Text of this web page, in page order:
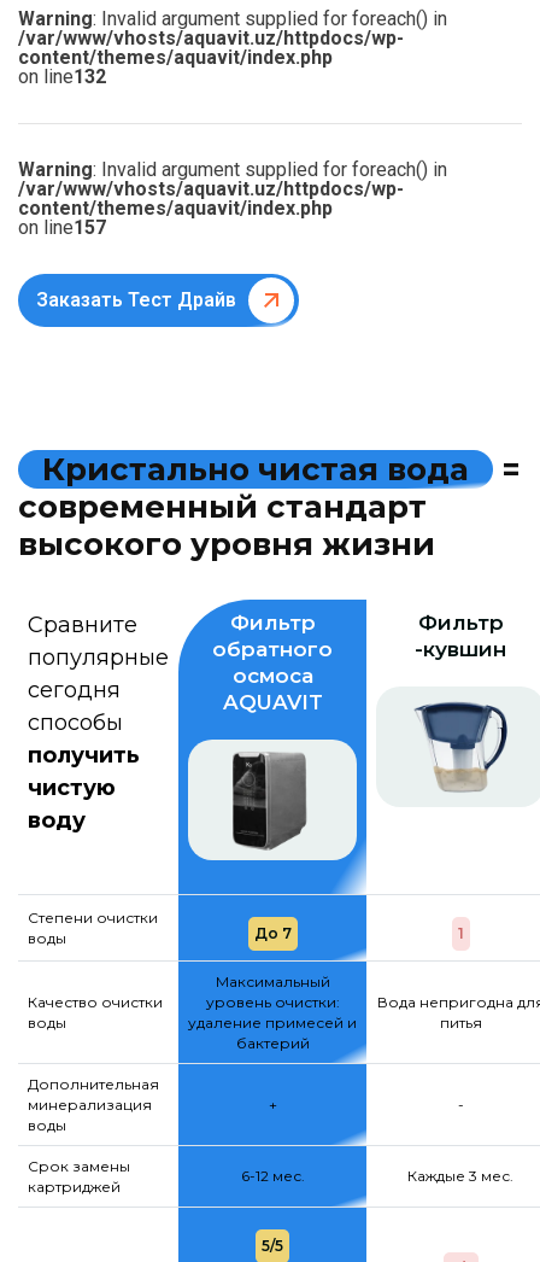
Warning: Invalid argument supplied for foreach() in
/var/www/vhosts/aquavit.uz/httpdocs/wp-
content/themes/aquavit/index.php
on line132
Warning: Invalid argument supplied for foreach() in
/var/www/vhosts/aquavit.uz/httpdocs/wp-
content/themes/aquavit/index.php
on line157
Заказать Тест Драйв
Кристально чистая вода
=
современный стандарт
высокого уровня жизни
Сравните
популярные
сегодня
способы
получить
чистую
воду
Фильтр
обратного
осмоса
AQUAVIT
Фильтр
-кувшин
Степени очистки
воды
До 7 1
Качество очистки
воды
Максимальный
уровень очистки:
удаление примесей и
бактерий
Вода непригодна
питья
Дополнительная
минерализация
воды
+ -
Срок замены
картриджей
6-12 мес. Каждые 3 мес.
5/5